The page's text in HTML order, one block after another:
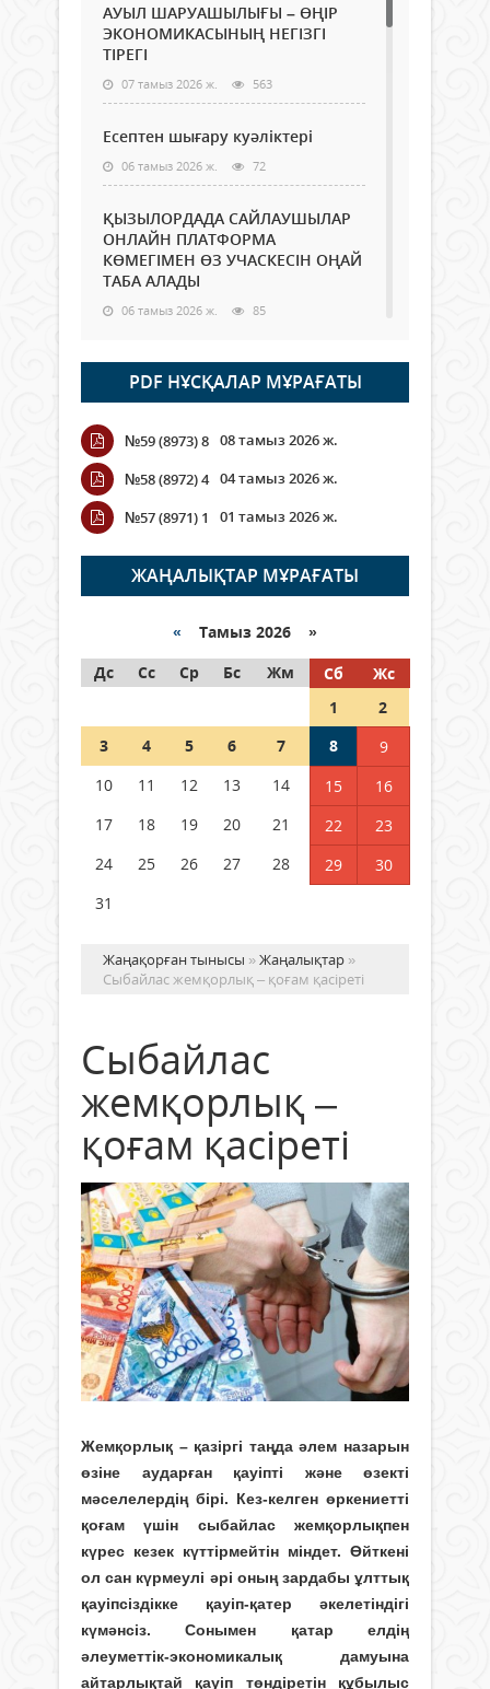
АУЫЛ ШАРУАШЫЛЫҒЫ – ӨҢІР
ЭКОНОМИКАСЫНЫҢ НЕГІЗГІ
ТІРЕГІ
07 тамыз 2026 ж. 563
Есептен шығару куәліктері
06 тамыз 2026 ж. 72
ҚЫЗЫЛОРДАДА САЙЛАУШЫЛАР
ОНЛАЙН ПЛАТФОРМА
КӨМЕГІМЕН ӨЗ УЧАСКЕСІН ОҢАЙ
ТАБА АЛАДЫ
06 тамыз 2026 ж. 85
Open Air: Қызылорда облысы
полиция департаменті 20
мыңнан астам көрерменнің
қауіпсіздігін қамтамасыз етті
06 тамыз 2026 ж.
Wi-Fi ҚАБЫРҒА АРҚЫЛЫ ҚАЛАЙ
ӨТЕДІ?
06 тамыз 2026 ж. 262
граждане Казахстана,
05 тамыз 2026 ж. 144
Шетелде жүрген Қазақстан
азаматтары қалай дауыс бере
PDF НҰСҚАЛАР МҰРАҒАТЫ
№59 (8973) 8 08 тамыз 2026 ж.
№58 (8972) 4 04 тамыз 2026 ж.
№57 (8971) 1
01 тамыз 2026 ж.
ЖАҢАЛЫҚТАР МҰРАҒАТЫ
« Тамыз 2026 »
Дс
Сс Ср Бс Жм Сб
Жс
1
2
3
4 5 6 7 8
9
10
11 12 13 14 15
16
17
18 19 20 21 22
23
24
25 26 27 28 29
30
31
Жаңақорған тынысы »Жаңалықтар »
Сыбайлас жемқорлық – қоғам қасіреті
Сыбайлас
жемқорлық –
қоғам қасіреті
Жемқорлық – қазіргі таңда әлем назарын
өзіне аударған қауіпті және өзекті
мәселелер­дің бірі. Кез-келген өркениетті
қо­ғам үшін сыбайлас жемқорлықпен
күрес кезек күттірмейтін міндет. Өйткені
ол сан күрмеулі әрі оның зарда­бы ұлт­тық
қауіпсіздікке қауіп-қа­тер әке­­летіндігі
күмәнсіз. Соны­мен қатар елдің
әлеуметтік-эконо­мика­лық дамуына
айтарлықтай қауіп төндіретін құбылыс